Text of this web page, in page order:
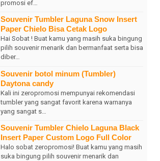
promosi ef…
Souvenir Tumbler Laguna Snow Insert
Paper Chielo Bisa Cetak Logo
Hai Sobat ! Buat kamu yang masih suka bingung
pilih souvenir menarik dan bermanfaat serta bisa
diber…
Souvenir botol minum (Tumbler)
Daytona candy
Kali ini zeropromosi mempunyai rekomendasi
tumbler yang sangat favorit karena warnanya
yang sangat s…
Souvenir Tumbler Chielo Laguna Black
Insert Paper Custom Logo Full Color
Halo sobat zeropromosi! Buat kamu yang masih
suka bingung pilih souvenir menarik dan